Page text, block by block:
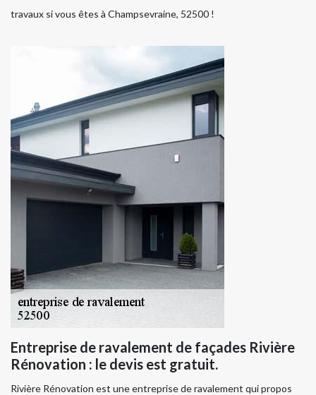
travaux si vous êtes à Champsevraine, 52500 !
Entreprise de ravalement de façades Rivière
Rénovation : le devis est gratuit.
Rivière Rénovation est une entreprise de ravalement qui propos